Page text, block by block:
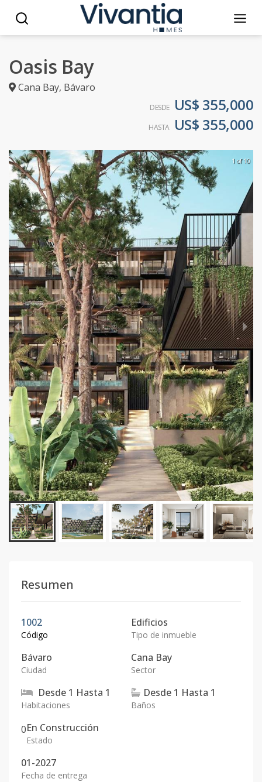
Oasis Bay
Cana Bay, Bávaro
DESDE US$ 355,000
HASTA US$ 355,000
1 of 10
Resumen
1002
Código
Edificios
Tipo de inmueble
Bávaro
Ciudad
Cana Bay
Sector
Desde 1 Hasta 1
Habitaciones
Desde 1 Hasta 1
Baños
0En Construcción
Estado
01-2027
Fecha de entrega